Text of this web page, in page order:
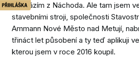
pocházím z Náchoda. Ale tam jsem
stavebními stroji, společnosti
Ammann Nové Město nad Metují,
třináct let působení a ty teď aplikuji
kterou jsem v roce 2016 koupil.